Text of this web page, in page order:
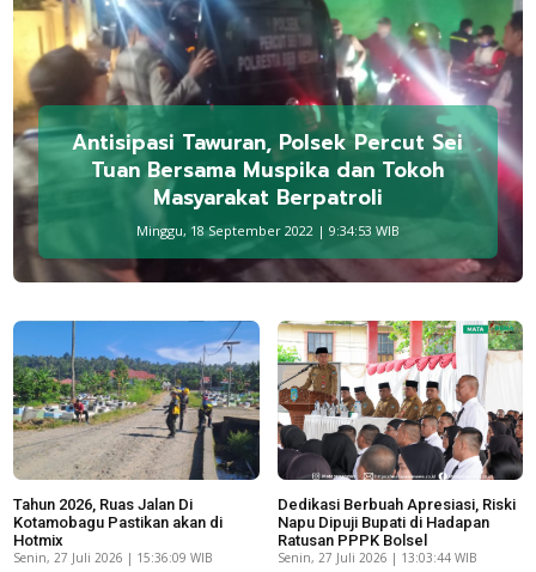
Antisipasi Tawuran, Polsek Percut Sei
Tuan Bersama Muspika dan Tokoh
Masyarakat Berpatroli
Minggu, 18 September 2022 | 9:34:53 WIB
Tahun 2026, Ruas Jalan Di
Kotamobagu Pastikan akan di
Hotmix
Senin, 27 Juli 2026 | 15:36:09 WIB
Dedikasi Berbuah Apresiasi, Riski
Napu Dipuji Bupati di Hadapan
Ratusan PPPK Bolsel
Senin, 27 Juli 2026 | 13:03:44 WIB